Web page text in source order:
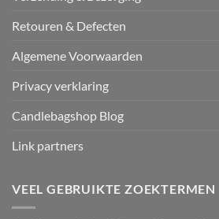
Retouren & Defecten
Algemene Voorwaarden
Privacy verklaring
Candlebagshop Blog
Link partners
VEEL GEBRUIKTE ZOEKTERMEN